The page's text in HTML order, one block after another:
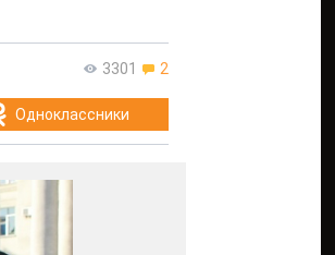
3301 2
Одноклассники